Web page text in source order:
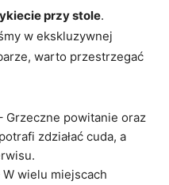
przy stole.
w ekskluzywnej
warto przestrzegać
Grzeczne powitanie oraz
zdziałać cuda, a
W wielu miejscach